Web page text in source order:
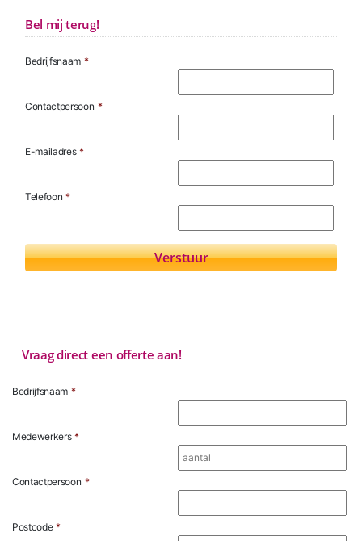
Bel mij terug!
Bedrijfsnaam *
Contactpersoon *
E-mailadres *
Telefoon *
Vraag direct een offerte aan!
Bedrijfsnaam *
Medewerkers *
Contactpersoon *
Postcode *